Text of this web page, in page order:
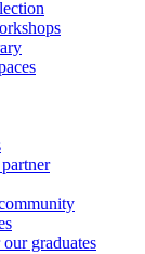
graduates